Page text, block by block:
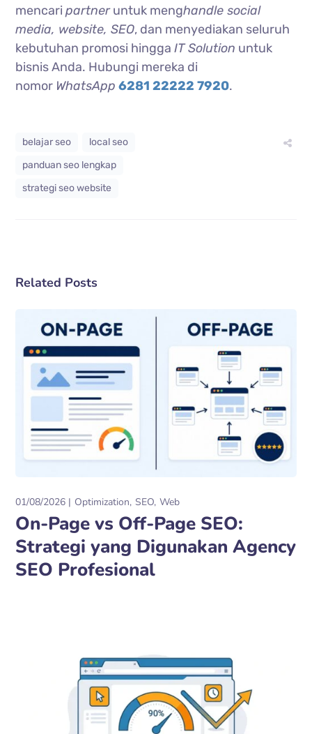
mencaripartneruntuk menghandle social
media, website, SEO, dan menyediakan seluruh
kebutuhan promosi hinggaIT Solution untuk
bisnis Anda. Hubungi mereka di
nomor WhatsApp 6281 22222 7920.
belajar seo
local seo
panduan seo lengkap
strategi seo website
Related Posts
01/08/2026 Optimization SEO Web
On-Page vs Off-Page SEO:
Strategi yang Digunakan Agency
SEO Profesional